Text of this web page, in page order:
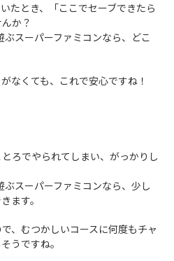
たとき、「ここでセーブできたら
か？
スーパーファミコンなら、どこ
なくても、これで安心ですね！
ろでやられてしまい、がっかりし
スーパーファミコンなら、少し
ます。
、むつかしいコースに何度もチャ
うですね。